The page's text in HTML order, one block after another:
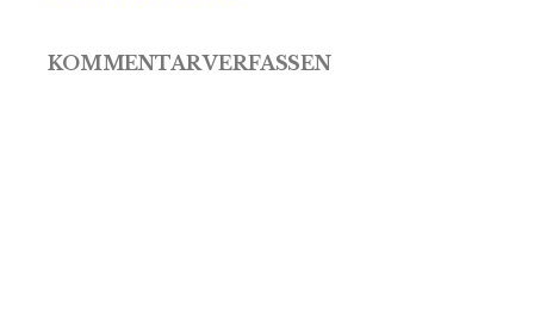
KOMMENTAR VERFASSEN